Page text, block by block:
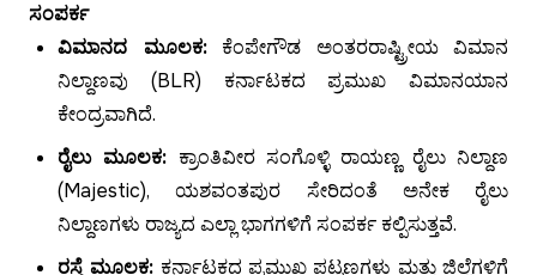
ಸಂಪರ್ಕ
ವಿಮಾನದ ಮೂಲಕ:ಕೆಂಪೇಗೌಡ ಅಂತರರಾಷ್ಟ್ರೀಯ ವಿಮಾನ
ನಿಲ್ದಾಣವು (BLR) ಕರ್ನಾಟಕದ ಪ್ರಮುಖ ವಿಮಾನಯಾನ
ಕೇಂದ್ರವಾಗಿದೆ.
ರೈಲು ಮೂಲಕ: ಕ್ರಾಂತಿವೀರ ಸಂಗೊಳ್ಳಿ ರಾಯಣ್ಣ ರೈಲು ನಿಲ್ದಾಣ
(Majestic), ಯಶವಂತಪುರ ಸೇರಿದಂತೆ ಅನೇಕ ರೈಲು
ನಿಲ್ದಾಣಗಳು ರಾಜ್ಯದ ಎಲ್ಲಾ ಭಾಗಗಳಿಗೆ ಸಂಪರ್ಕ ಕಲ್ಪಿಸುತ್ತವೆ.
ರಸ್ತೆ ಮೂಲಕ: ಕರ್ನಾಟಕದ ಪ್ರಮುಖ ಪಟ್ಟಣಗಳು ಮತ್ತು ಜಿಲ್ಲೆಗಳಿಗೆ